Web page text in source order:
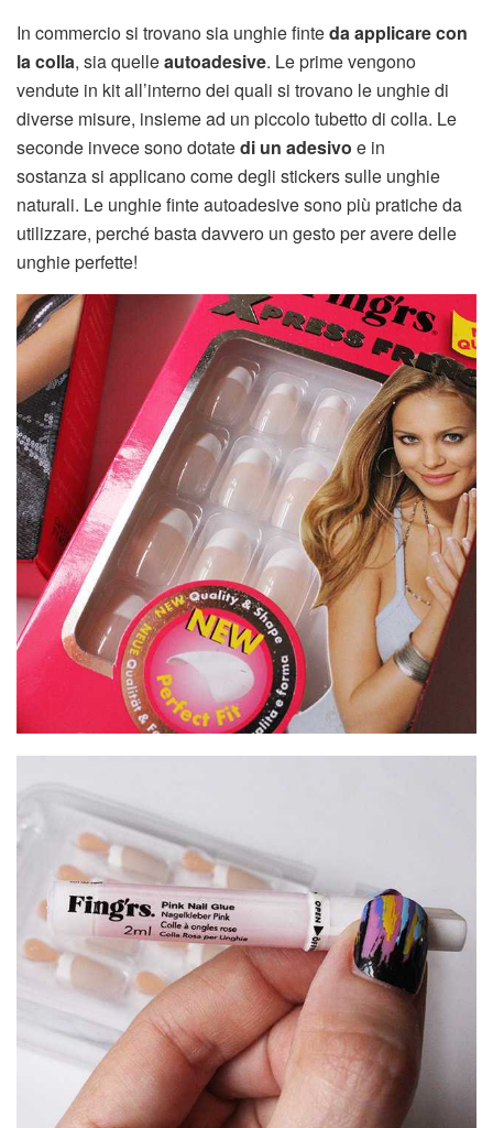
In commercio si trovano sia unghie finteda applicare con
la colla, sia quelleautoadesive. Le prime vengono
vendute in kit all’interno dei quali si trovano le unghie di
diverse misure, insieme ad un piccolo tubetto di colla. Le
seconde invece sono dotatedi un adesivo e in
sostanza si applicano come degli stickers sulle unghie
naturali. Le unghie finte autoadesive sono più pratiche da
utilizzare, perché basta davvero un gesto per avere delle
unghie perfette!